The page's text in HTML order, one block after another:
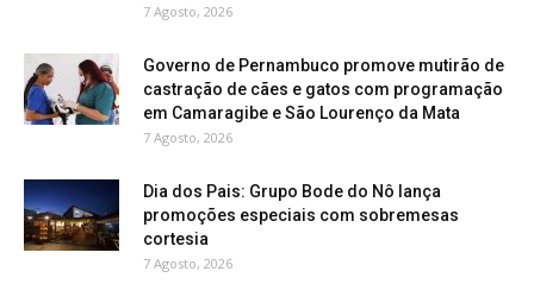
7 Agosto, 2026
Governo de Pernambuco promove mutirão de
castração de cães e gatos com programação
em Camaragibe e São Lourenço da Mata
7 Agosto, 2026
Dia dos Pais: Grupo Bode do Nô lança
promoções especiais com sobremesas
cortesia
7 Agosto, 2026